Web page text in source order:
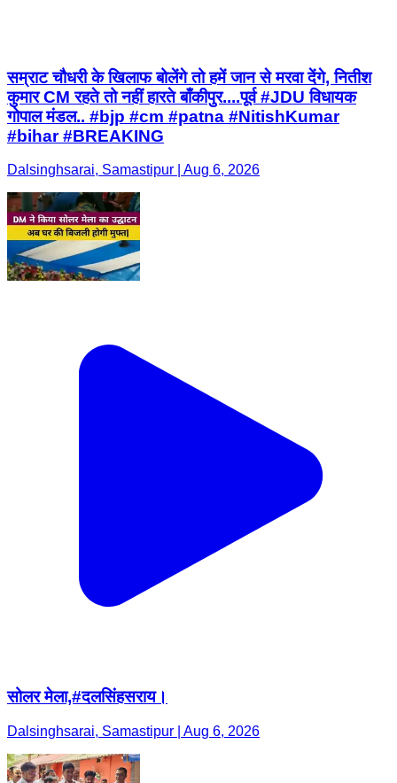
सम्राट चौधरी के खिलाफ बोलेंगे तो हमें जान से मरवा देंगे, नितीश
कुमार CM रहते तो नहीं हारते बाँकीपुर....पूर्व #JDU विधायक
गोपाल मंडल.. #bjp #cm #patna #NitishKumar
#bihar #BREAKING
Dalsinghsarai, Samastipur | Aug 6, 2026
सोलर मेला,#दलसिंहसराय।
Dalsinghsarai, Samastipur | Aug 6, 2026